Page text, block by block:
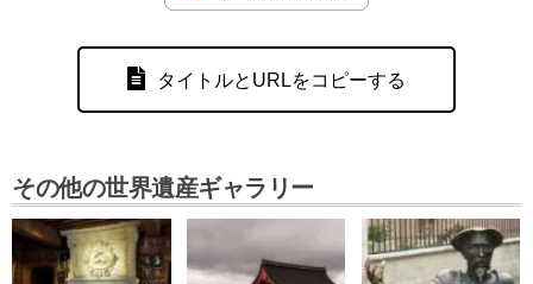
タイトルとURLをコピーする
その他の世界遺産ギャラリー